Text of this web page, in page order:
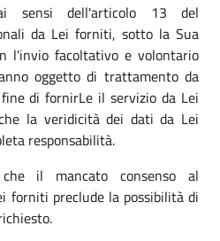
sensi dell'articolo 13 del
da Lei forniti, sotto la Sua
l'invio facoltativo e volontario
oggetto di trattamento da
di fornirLe il servizio da Lei
la veridicità dei dati da Lei
responsabilità.
il mancato consenso al
forniti preclude la possibilità di